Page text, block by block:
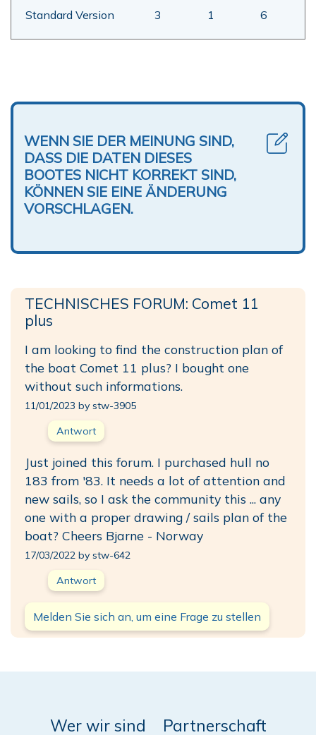
Standard Version 3 1 6
WENN SIE DER MEINUNG SIND,
DASS DIE DATEN DIESES
BOOTES NICHT KORREKT SIND,
KÖNNEN SIE EINE ÄNDERUNG
VORSCHLAGEN.
TECHNISCHES FORUM: Comet 11
plus
I am looking to find the construction plan of
the boat Comet 11 plus? I bought one
without such informations.
11/01/2023 by stw-3905
Antwort
Just joined this forum. I purchased hull no
183 from '83. It needs a lot of attention and
new sails, so I ask the community this ... any
one with a proper drawing / sails plan of the
boat? Cheers Bjarne - Norway
17/03/2022 by stw-642
Antwort
Melden Sie sich an, um eine Frage zu stellen
Wer wir sind Partnerschaft